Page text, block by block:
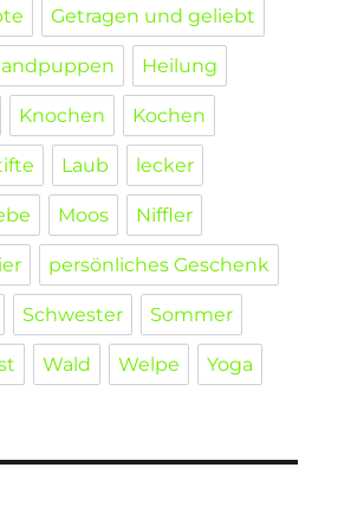
Getragen und geliebt
Heilung
Knochen Kochen
Laub lecker
Moos Niffler
persönliches Geschenk
Schwester Sommer
Wald Welpe Yoga